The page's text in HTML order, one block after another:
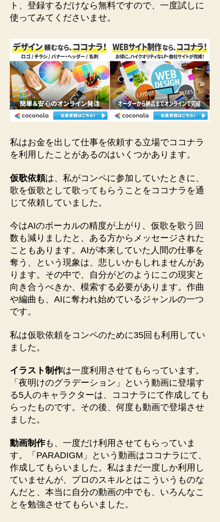
ト、登録するだけなら無料ですので、一度試しに
使ってみてくださいませ。
私はお金を出して仕事を依頼する立場でココナラ
を利用したことがあるのはいくつかあります。
仮歌依頼は、私がコンペに参加していたときに、
歌を仮歌として歌ってもらうことをココナラを通
じて依頼していました。
今はAIのボーカルの精度が上がり、仮歌を歌う回
数も減りましたと、ある方からメッセージされた
こともあります。AIが本来していた人間の仕事を
奪う、という現象は、悲しいかもしれませんがあ
ります。その中で、自分がどのようにこの現実と
向き合うべきか、模索する必要があります。作曲
や編曲も、AIに奪われ始めているジャンルの一つ
です。
私は仮歌依頼をコンペのために35回も利用してい
ました。
イラスト制作は一度利用させてもらっています。
「夜明けのグラデーション」という動画に登場す
る5人のキャラクターは、ココナラにて作成しても
らったものです。その後、何度も動画で登場させ
ました。
動画制作も、一度だけ利用させてもらっていま
す。「PARADIGM」という動画はココナラにて、
作成してもらいました。私はまだ一度しか利用し
ていませんが、プロのスキルとはこういうものな
んだと、本当に自分の動画の中でも、いろんなこ
とを勉強させてもらいました。